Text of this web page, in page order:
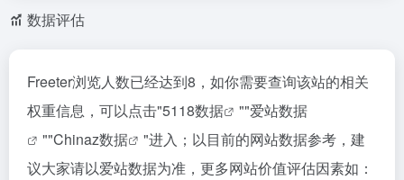
数据评估
Freeter浏览人数已经达到8，如你需要查询该站的相关
权重信息，可以点击"5118数据 ""爱站数据
""Chinaz数据
"进入；以目前的网站数据参考，建
议大家请以爱站数据为准，更多网站价值评估因素如：